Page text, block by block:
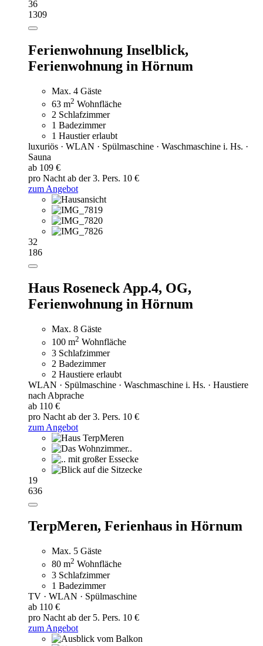
36
1309
Ferienwohnung Inselblick,
Ferienwohnung in Hörnum
Max. 4 Gäste
63 m2 Wohnfläche
2 Schlafzimmer
1 Badezimmer
1 Haustier erlaubt
luxuriös · WLAN · Spülmaschine · Waschmaschine i. Hs. ·
Sauna
ab 109 €
pro Nacht ab der 3. Pers. 10 €
zum Angebot
32
186
Haus Roseneck App.4, OG,
Ferienwohnung in Hörnum
Max. 8 Gäste
100 m2 Wohnfläche
3 Schlafzimmer
2 Badezimmer
2 Haustiere erlaubt
WLAN · Spülmaschine · Waschmaschine i. Hs. · Haustiere
nach Abprache
ab 110 €
pro Nacht ab der 3. Pers. 10 €
zum Angebot
19
636
TerpMeren, Ferienhaus in Hörnum
Max. 5 Gäste
80 m2 Wohnfläche
3 Schlafzimmer
1 Badezimmer
TV · WLAN · Spülmaschine
ab 110 €
pro Nacht ab der 5. Pers. 10 €
zum Angebot